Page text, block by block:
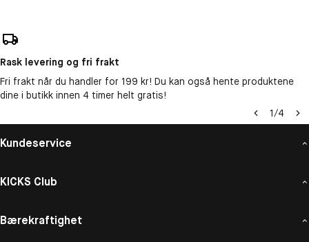
Rask levering og fri frakt
Fri frakt når du handler for 199 kr! Du kan også hente produktene
dine i butikk innen 4 timer helt gratis!
1/4
Kundeservice
KICKS Club
Bærekraftighet